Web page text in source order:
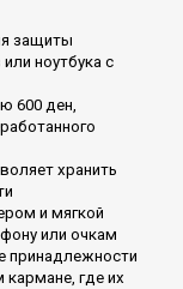
защиты
ноутбука с
600 ден,
хранить
и мягкой
или очкам
принадлежности
где их